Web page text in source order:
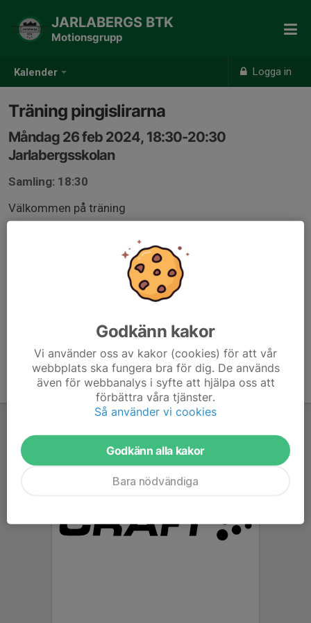
Kalender Logga in
JARLABERGS BTK
Motionsgrupp
Träning pingislirarna
Måndag 26 feb 2024, 18:30-20:30
Jarlabergsskolan
Samling: 18:30
Välkommen på träning
Godkänn kakor
Vi använder oss av kakor (cookies) för att vår
webbplats ska fungera bra för dig. De används
även för webbanalys i syfte att hjälpa oss att
förbättra våra tjänster.
Så använder vi cookies
Godkänn alla kakor
Bara nödvändiga